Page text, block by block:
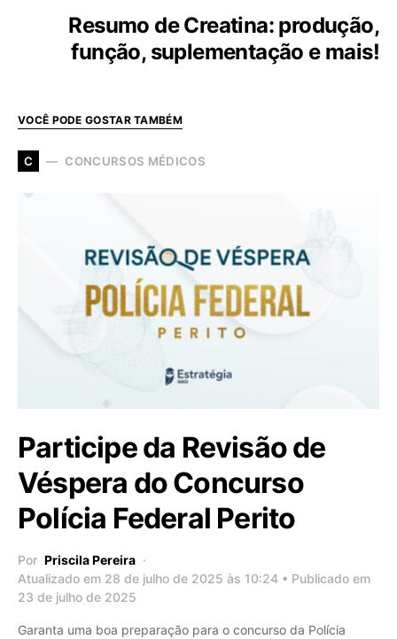
Resumo de Creatina: produção,
função, suplementação e mais!
VOCÊ PODE GOSTAR TAMBÉM
C CONCURSOS MÉDICOS
Participe da Revisão de
Véspera do Concurso
Polícia Federal Perito
Por Priscila Pereira
Atualizado em 28 de julho de 2025 às 10:24 • Publicado em
23 de julho de 2025
Garanta uma boa preparação para o concurso da Polícia